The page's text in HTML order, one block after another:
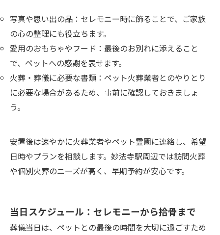
写真や思い出の品：セレモニー時に飾ることで、ご家族
の心の整理にも役立ちます。
愛用のおもちゃやフード：最後のお別れに添えること
で、ペットへの感謝を表せます。
火葬・葬儀に必要な書類：ペット火葬業者とのやりとり
に必要な場合があるため、事前に確認しておきましょ
う。
安置後は速やかに火葬業者やペット霊園に連絡し、希望
日時やプランを相談します。妙法寺駅周辺では訪問火葬
や個別火葬のニーズが高く、早期予約が安心です。
当日スケジュール：セレモニーから拾骨まで
葬儀当日は、ペットとの最後の時間を大切に過ごすため